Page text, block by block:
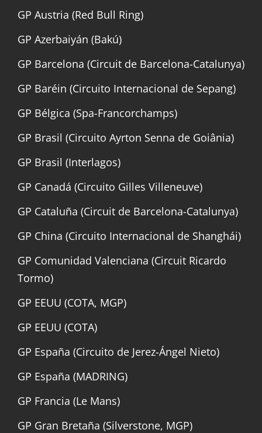
GP Austria (Red Bull Ring)
GP Azerbaiyán (Bakú)
GP Barcelona (Circuit de Barcelona-Catalunya)
GP Baréin (Circuito Internacional de Sepang)
GP Bélgica (Spa-Francorchamps)
GP Brasil (Circuito Ayrton Senna de Goiânia)
GP Brasil (Interlagos)
GP Canadá (Circuito Gilles Villeneuve)
GP Cataluña (Circuit de Barcelona-Catalunya)
GP China (Circuito Internacional de Shanghái)
GP Comunidad Valenciana (Circuit Ricardo
Tormo)
GP EEUU (COTA, MGP)
GP EEUU (COTA)
GP España (Circuito de Jerez-Ángel Nieto)
GP España (MADRING)
GP Francia (Le Mans)
GP Gran Bretaña (Silverstone, MGP)